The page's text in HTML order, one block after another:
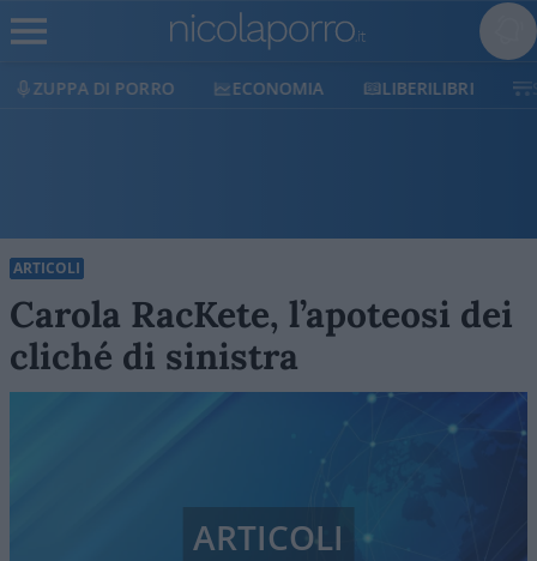
ECONOMIA LIBERILIBRI SHOP SOSTIENICI
ARTICOLI
Carola RacKete, l’apoteosi dei
cliché di sinistra
ARTICOLI